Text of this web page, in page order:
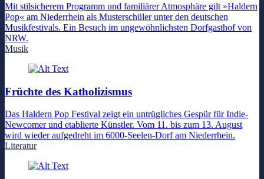
Mit stilsicherem Programm und familiärer Atmosphäre gilt »Haldern
Pop« am Niederrhein als Musterschüler unter den deutschen
Musikfestivals. Ein Besuch im ungewöhnlichsten Dorfgasthof von
NRW.
Musik
Früchte des Katholizismus
Das Haldern Pop Festival zeigt ein untrügliches Gespür für Indie-
Newcomer und etablierte Künstler. Vom 11. bis zum 13. August
wird wieder aufgedreht im 6000-Seelen-Dorf am Niederrhein.
Literatur